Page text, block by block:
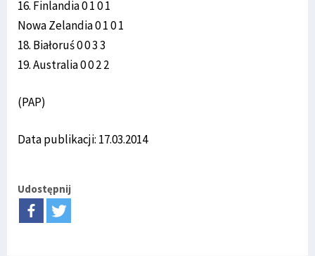
16. Finlandia 0 1 0 1
Nowa Zelandia 0 1 0 1
18. Białoruś 0 0 3 3
19. Australia 0 0 2 2
(PAP)
Data publikacji: 17.03.2014
Udostępnij